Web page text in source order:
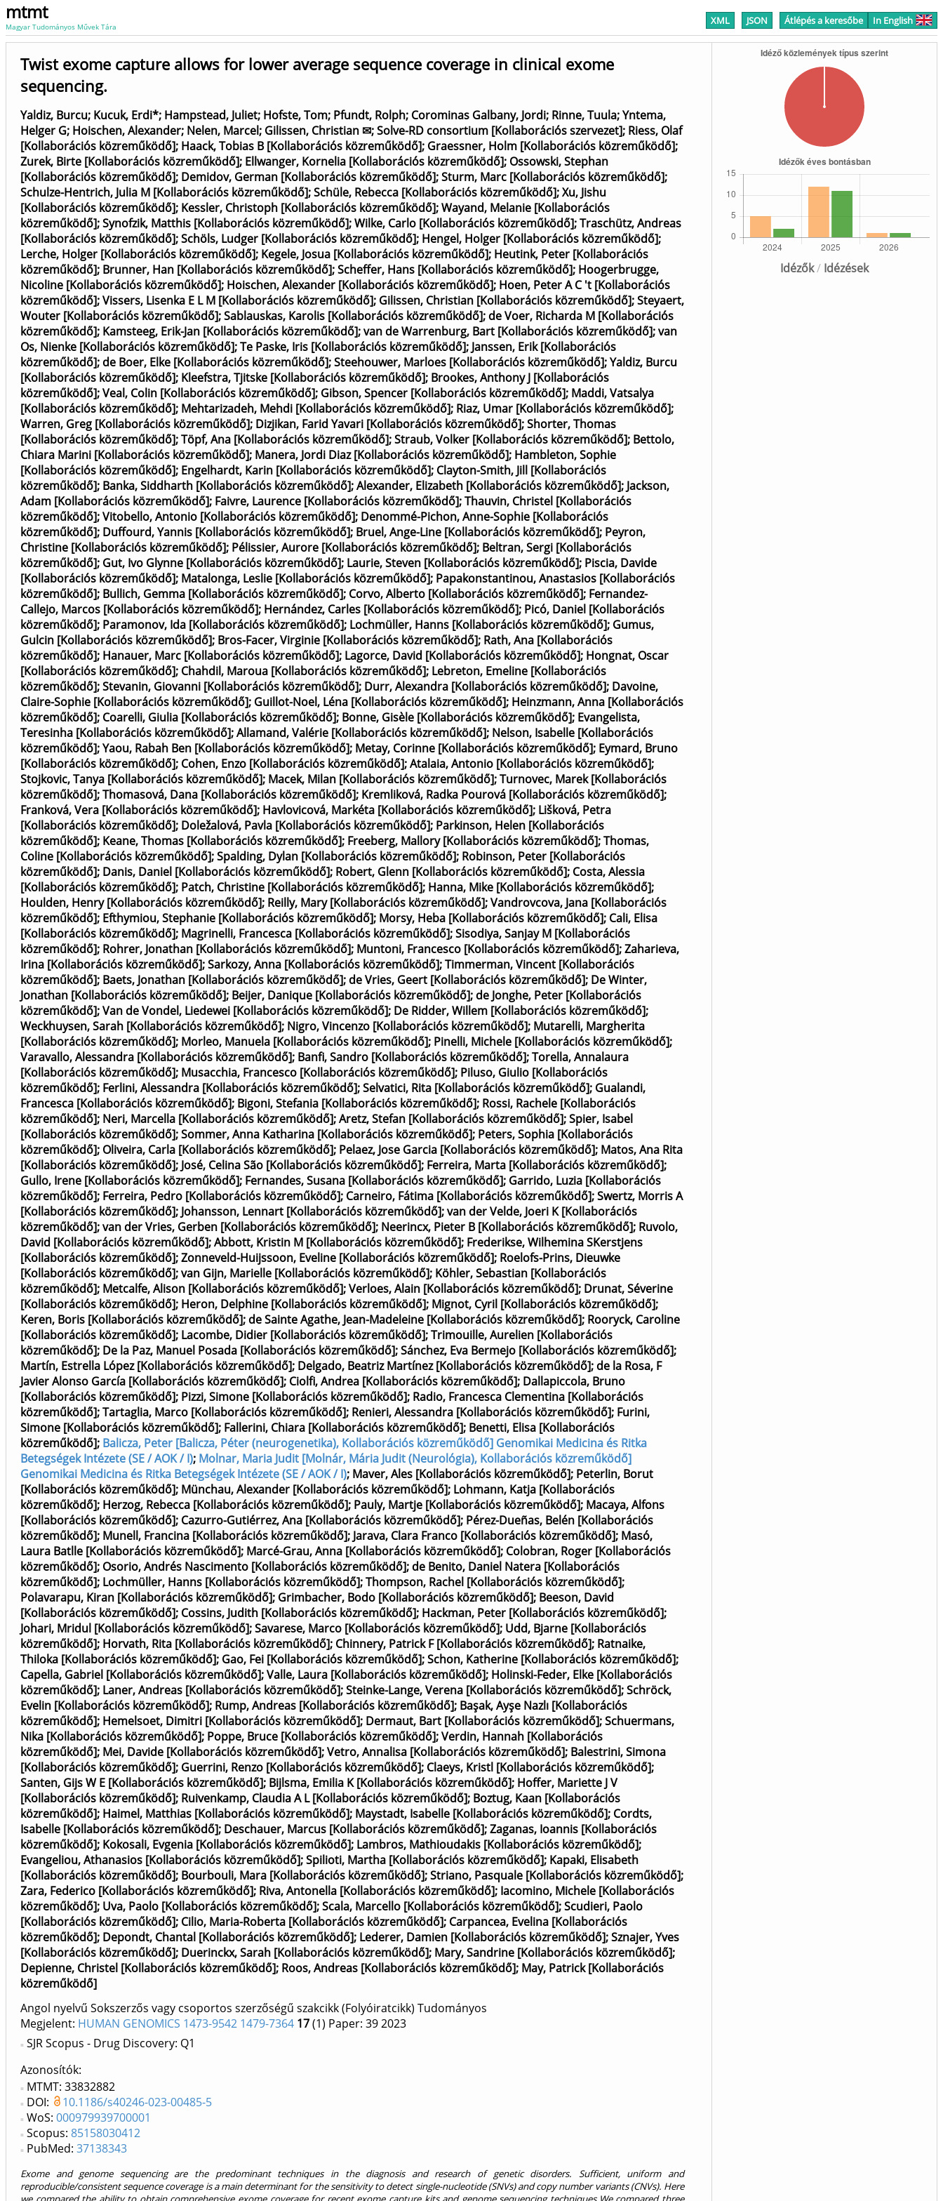
mtmt
Magyar Tudományos Művek Tára XML JSON Átlépés a keresőbe In English
Idézők/ Idézések
Twist exome capture allows for lower average sequence coverage in clinical exome
sequencing.
Yaldiz, Burcu; Kucuk, Erdi*; Hampstead, Juliet; Hofste, Tom; Pfundt, Rolph; Corominas Galbany, Jordi; Rinne, Tuula;Yntema,
Helger G; Hoischen, Alexander; Nelen, Marcel; Gilissen, Christian ✉;Solve-RD consortium [Kollaborációs szervezet]; Riess, Olaf
[Kollaborációs közreműködő]; Haack, Tobias B [Kollaborációs közreműködő]; Graessner, Holm [Kollaborációs közreműködő];
Zurek, Birte [Kollaborációs közreműködő]; Ellwanger, Kornelia [Kollaborációs közreműködő]; Ossowski, Stephan
[Kollaborációs közreműködő]; Demidov, German [Kollaborációs közreműködő];Sturm, Marc [Kollaborációs közreműködő];
Schulze-Hentrich, Julia M [Kollaborációs közreműködő];Schüle, Rebecca [Kollaborációs közreműködő];Xu, Jishu
[Kollaborációs közreműködő]; Kessler, Christoph [Kollaborációs közreműködő];Wayand, Melanie [Kollaborációs
közreműködő];Synofzik, Matthis [Kollaborációs közreműködő];Wilke, Carlo [Kollaborációs közreműködő];Traschütz, Andreas
[Kollaborációs közreműködő];Schöls, Ludger [Kollaborációs közreműködő]; Hengel, Holger [Kollaborációs közreműködő];
Lerche, Holger [Kollaborációs közreműködő]; Kegele, Josua [Kollaborációs közreműködő]; Heutink, Peter [Kollaborációs
közreműködő]; Brunner, Han [Kollaborációs közreműködő];Scheffer, Hans [Kollaborációs közreműködő]; Hoogerbrugge,
Nicoline [Kollaborációs közreműködő]; Hoischen, Alexander [Kollaborációs közreműködő]; Hoen, Peter A C 't [Kollaborációs
közreműködő];Vissers, Lisenka E L M [Kollaborációs közreműködő]; Gilissen, Christian [Kollaborációs közreműködő];Steyaert,
Wouter [Kollaborációs közreműködő];Sablauskas, Karolis [Kollaborációs közreműködő]; de Voer, Richarda M [Kollaborációs
közreműködő]; Kamsteeg, Erik-Jan [Kollaborációs közreműködő];van de Warrenburg, Bart [Kollaborációs közreműködő];van
Os, Nienke [Kollaborációs közreműködő];Te Paske, Iris [Kollaborációs közreműködő]; Janssen, Erik [Kollaborációs
közreműködő]; de Boer, Elke [Kollaborációs közreműködő];Steehouwer, Marloes [Kollaborációs közreműködő];Yaldiz, Burcu
[Kollaborációs közreműködő]; Kleefstra, Tjitske [Kollaborációs közreműködő]; Brookes, Anthony J [Kollaborációs
közreműködő];Veal, Colin [Kollaborációs közreműködő]; Gibson, Spencer [Kollaborációs közreműködő]; Maddi, Vatsalya
[Kollaborációs közreműködő]; Mehtarizadeh, Mehdi [Kollaborációs közreműködő]; Riaz, Umar [Kollaborációs közreműködő];
Warren, Greg [Kollaborációs közreműködő]; Dizjikan, Farid Yavari [Kollaborációs közreműködő];Shorter, Thomas
[Kollaborációs közreműködő];Töpf, Ana [Kollaborációs közreműködő];Straub, Volker [Kollaborációs közreműködő]; Bettolo,
Chiara Marini [Kollaborációs közreműködő]; Manera, Jordi Diaz [Kollaborációs közreműködő]; Hambleton, Sophie
[Kollaborációs közreműködő]; Engelhardt, Karin [Kollaborációs közreműködő]; Clayton-Smith, Jill [Kollaborációs
közreműködő]; Banka, Siddharth [Kollaborációs közreműködő];Alexander, Elizabeth [Kollaborációs közreműködő]; Jackson,
Adam [Kollaborációs közreműködő]; Faivre, Laurence [Kollaborációs közreműködő];Thauvin, Christel [Kollaborációs
közreműködő];Vitobello, Antonio [Kollaborációs közreműködő]; Denommé-Pichon, Anne-Sophie [Kollaborációs
közreműködő]; Duffourd, Yannis [Kollaborációs közreműködő]; Bruel, Ange-Line [Kollaborációs közreműködő]; Peyron,
Christine [Kollaborációs közreműködő]; Pélissier, Aurore [Kollaborációs közreműködő]; Beltran, Sergi [Kollaborációs
közreműködő]; Gut, Ivo Glynne [Kollaborációs közreműködő]; Laurie, Steven [Kollaborációs közreműködő]; Piscia, Davide
[Kollaborációs közreműködő]; Matalonga, Leslie [Kollaborációs közreműködő]; Papakonstantinou, Anastasios [Kollaborációs
közreműködő]; Bullich, Gemma [Kollaborációs közreműködő]; Corvo, Alberto [Kollaborációs közreműködő]; Fernandez-
Callejo, Marcos [Kollaborációs közreműködő]; Hernández, Carles [Kollaborációs közreműködő]; Picó, Daniel [Kollaborációs
közreműködő]; Paramonov, Ida [Kollaborációs közreműködő]; Lochmüller, Hanns [Kollaborációs közreműködő]; Gumus,
Gulcin [Kollaborációs közreműködő]; Bros-Facer, Virginie [Kollaborációs közreműködő]; Rath, Ana [Kollaborációs
közreműködő]; Hanauer, Marc [Kollaborációs közreműködő]; Lagorce, David [Kollaborációs közreműködő]; Hongnat, Oscar
[Kollaborációs közreműködő]; Chahdil, Maroua [Kollaborációs közreműködő]; Lebreton, Emeline [Kollaborációs
közreműködő];Stevanin, Giovanni [Kollaborációs közreműködő]; Durr, Alexandra [Kollaborációs közreműködő]; Davoine,
Claire-Sophie [Kollaborációs közreműködő]; Guillot-Noel, Léna [Kollaborációs közreműködő]; Heinzmann, Anna [Kollaborációs
közreműködő]; Coarelli, Giulia [Kollaborációs közreműködő]; Bonne, Gisèle [Kollaborációs közreműködő]; Evangelista,
Teresinha [Kollaborációs közreműködő];Allamand, Valérie [Kollaborációs közreműködő]; Nelson, Isabelle [Kollaborációs
közreműködő];Yaou, Rabah Ben [Kollaborációs közreműködő]; Metay, Corinne [Kollaborációs közreműködő]; Eymard, Bruno
[Kollaborációs közreműködő]; Cohen, Enzo [Kollaborációs közreműködő];Atalaia, Antonio [Kollaborációs közreműködő];
Stojkovic, Tanya [Kollaborációs közreműködő]; Macek, Milan [Kollaborációs közreműködő];Turnovec, Marek [Kollaborációs
közreműködő];Thomasová, Dana [Kollaborációs közreműködő]; Kremliková, Radka Pourová [Kollaborációs közreműködő];
Franková, Vera [Kollaborációs közreműködő]; Havlovicová, Markéta [Kollaborációs közreműködő]; Lišková, Petra
[Kollaborációs közreműködő]; Doležalová, Pavla [Kollaborációs közreműködő]; Parkinson, Helen [Kollaborációs
közreműködő]; Keane, Thomas [Kollaborációs közreműködő]; Freeberg, Mallory [Kollaborációs közreműködő];Thomas,
Coline [Kollaborációs közreműködő];Spalding, Dylan [Kollaborációs közreműködő]; Robinson, Peter [Kollaborációs
közreműködő]; Danis, Daniel [Kollaborációs közreműködő]; Robert, Glenn [Kollaborációs közreműködő]; Costa, Alessia
[Kollaborációs közreműködő]; Patch, Christine [Kollaborációs közreműködő]; Hanna, Mike [Kollaborációs közreműködő];
Houlden, Henry [Kollaborációs közreműködő]; Reilly, Mary [Kollaborációs közreműködő];Vandrovcova, Jana [Kollaborációs
közreműködő]; Efthymiou, Stephanie [Kollaborációs közreműködő]; Morsy, Heba [Kollaborációs közreműködő]; Cali, Elisa
[Kollaborációs közreműködő]; Magrinelli, Francesca [Kollaborációs közreműködő];Sisodiya, Sanjay M [Kollaborációs
közreműködő]; Rohrer, Jonathan [Kollaborációs közreműködő]; Muntoni, Francesco [Kollaborációs közreműködő];Zaharieva,
Irina [Kollaborációs közreműködő];Sarkozy, Anna [Kollaborációs közreműködő];Timmerman, Vincent [Kollaborációs
közreműködő]; Baets, Jonathan [Kollaborációs közreműködő]; de Vries, Geert [Kollaborációs közreműködő]; De Winter,
Jonathan [Kollaborációs közreműködő]; Beijer, Danique [Kollaborációs közreműködő]; de Jonghe, Peter [Kollaborációs
közreműködő];Van de Vondel, Liedewei [Kollaborációs közreműködő]; De Ridder, Willem [Kollaborációs közreműködő];
Weckhuysen, Sarah [Kollaborációs közreműködő]; Nigro, Vincenzo [Kollaborációs közreműködő]; Mutarelli, Margherita
[Kollaborációs közreműködő]; Morleo, Manuela [Kollaborációs közreműködő]; Pinelli, Michele [Kollaborációs közreműködő];
Varavallo, Alessandra [Kollaborációs közreműködő]; Banfi, Sandro [Kollaborációs közreműködő];Torella, Annalaura
[Kollaborációs közreműködő]; Musacchia, Francesco [Kollaborációs közreműködő]; Piluso, Giulio [Kollaborációs
közreműködő]; Ferlini, Alessandra [Kollaborációs közreműködő];Selvatici, Rita [Kollaborációs közreműködő]; Gualandi,
Francesca [Kollaborációs közreműködő]; Bigoni, Stefania [Kollaborációs közreműködő]; Rossi, Rachele [Kollaborációs
közreműködő]; Neri, Marcella [Kollaborációs közreműködő];Aretz, Stefan [Kollaborációs közreműködő];Spier, Isabel
[Kollaborációs közreműködő];Sommer, Anna Katharina [Kollaborációs közreműködő]; Peters, Sophia [Kollaborációs
közreműködő]; Oliveira, Carla [Kollaborációs közreműködő]; Pelaez, Jose Garcia [Kollaborációs közreműködő]; Matos, Ana Rita
[Kollaborációs közreműködő]; José, Celina São [Kollaborációs közreműködő]; Ferreira, Marta [Kollaborációs közreműködő];
Gullo, Irene [Kollaborációs közreműködő]; Fernandes, Susana [Kollaborációs közreműködő]; Garrido, Luzia [Kollaborációs
közreműködő]; Ferreira, Pedro [Kollaborációs közreműködő]; Carneiro, Fátima [Kollaborációs közreműködő];Swertz, Morris A
[Kollaborációs közreműködő]; Johansson, Lennart [Kollaborációs közreműködő];van der Velde, Joeri K [Kollaborációs
közreműködő];van der Vries, Gerben [Kollaborációs közreműködő]; Neerincx, Pieter B [Kollaborációs közreműködő]; Ruvolo,
David [Kollaborációs közreműködő];Abbott, Kristin M [Kollaborációs közreműködő]; Frederikse, Wilhemina SKerstjens
[Kollaborációs közreműködő];Zonneveld-Huijssoon, Eveline [Kollaborációs közreműködő]; Roelofs-Prins, Dieuwke
[Kollaborációs közreműködő];van Gijn, Marielle [Kollaborációs közreműködő]; Köhler, Sebastian [Kollaborációs
közreműködő]; Metcalfe, Alison [Kollaborációs közreműködő];Verloes, Alain [Kollaborációs közreműködő]; Drunat, Séverine
[Kollaborációs közreműködő]; Heron, Delphine [Kollaborációs közreműködő]; Mignot, Cyril [Kollaborációs közreműködő];
Keren, Boris [Kollaborációs közreműködő]; de Sainte Agathe, Jean-Madeleine [Kollaborációs közreműködő]; Rooryck, Caroline
[Kollaborációs közreműködő]; Lacombe, Didier [Kollaborációs közreműködő];Trimouille, Aurelien [Kollaborációs
közreműködő]; De la Paz, Manuel Posada [Kollaborációs közreműködő];Sánchez, Eva Bermejo [Kollaborációs közreműködő];
Martín, Estrella López [Kollaborációs közreműködő]; Delgado, Beatriz Martínez [Kollaborációs közreműködő]; de la Rosa, F
Javier Alonso García [Kollaborációs közreműködő]; Ciolfi, Andrea [Kollaborációs közreműködő]; Dallapiccola, Bruno
[Kollaborációs közreműködő]; Pizzi, Simone [Kollaborációs közreműködő]; Radio, Francesca Clementina [Kollaborációs
közreműködő];Tartaglia, Marco [Kollaborációs közreműködő]; Renieri, Alessandra [Kollaborációs közreműködő]; Furini,
Simone [Kollaborációs közreműködő]; Fallerini, Chiara [Kollaborációs közreműködő]; Benetti, Elisa [Kollaborációs
közreműködő]; Balicza, Peter [Balicza, Péter (neurogenetika), Kollaborációs közreműködő] Genomikai Medicina és Ritka
Betegségek Intézete (SE / AOK / I); Molnar, Maria Judit [Molnár, Mária Judit (Neurológia), Kollaborációs közreműködő]
Genomikai Medicina és Ritka Betegségek Intézete (SE / AOK / I); Maver, Ales [Kollaborációs közreműködő]; Peterlin, Borut
[Kollaborációs közreműködő]; Münchau, Alexander [Kollaborációs közreműködő]; Lohmann, Katja [Kollaborációs
közreműködő]; Herzog, Rebecca [Kollaborációs közreműködő]; Pauly, Martje [Kollaborációs közreműködő]; Macaya, Alfons
[Kollaborációs közreműködő]; Cazurro-Gutiérrez, Ana [Kollaborációs közreműködő]; Pérez-Dueñas, Belén [Kollaborációs
közreműködő]; Munell, Francina [Kollaborációs közreműködő]; Jarava, Clara Franco [Kollaborációs közreműködő]; Masó,
Laura Batlle [Kollaborációs közreműködő]; Marcé-Grau, Anna [Kollaborációs közreműködő]; Colobran, Roger [Kollaborációs
közreműködő]; Osorio, Andrés Nascimento [Kollaborációs közreműködő]; de Benito, Daniel Natera [Kollaborációs
közreműködő]; Lochmüller, Hanns [Kollaborációs közreműködő];Thompson, Rachel [Kollaborációs közreműködő];
Polavarapu, Kiran [Kollaborációs közreműködő]; Grimbacher, Bodo [Kollaborációs közreműködő]; Beeson, David
[Kollaborációs közreműködő]; Cossins, Judith [Kollaborációs közreműködő]; Hackman, Peter [Kollaborációs közreműködő];
Johari, Mridul [Kollaborációs közreműködő];Savarese, Marco [Kollaborációs közreműködő]; Udd, Bjarne [Kollaborációs
közreműködő]; Horvath, Rita [Kollaborációs közreműködő]; Chinnery, Patrick F [Kollaborációs közreműködő]; Ratnaike,
Thiloka [Kollaborációs közreműködő]; Gao, Fei [Kollaborációs közreműködő];Schon, Katherine [Kollaborációs közreműködő];
Capella, Gabriel [Kollaborációs közreműködő];Valle, Laura [Kollaborációs közreműködő]; Holinski-Feder, Elke [Kollaborációs
közreműködő]; Laner, Andreas [Kollaborációs közreműködő];Steinke-Lange, Verena [Kollaborációs közreműködő];Schröck,
Evelin [Kollaborációs közreműködő]; Rump, Andreas [Kollaborációs közreműködő]; Başak, Ayşe Nazlı [Kollaborációs
közreműködő]; Hemelsoet, Dimitri [Kollaborációs közreműködő]; Dermaut, Bart [Kollaborációs közreműködő];Schuermans,
Nika [Kollaborációs közreműködő]; Poppe, Bruce [Kollaborációs közreműködő];Verdin, Hannah [Kollaborációs
közreműködő]; Mei, Davide [Kollaborációs közreműködő];Vetro, Annalisa [Kollaborációs közreműködő]; Balestrini, Simona
[Kollaborációs közreműködő]; Guerrini, Renzo [Kollaborációs közreműködő]; Claeys, Kristl [Kollaborációs közreműködő];
Santen, Gijs W E [Kollaborációs közreműködő]; Bijlsma, Emilia K [Kollaborációs közreműködő]; Hoffer, Mariette J V
[Kollaborációs közreműködő]; Ruivenkamp, Claudia A L [Kollaborációs közreműködő]; Boztug, Kaan [Kollaborációs
közreműködő]; Haimel, Matthias [Kollaborációs közreműködő]; Maystadt, Isabelle [Kollaborációs közreműködő]; Cordts,
Isabelle [Kollaborációs közreműködő]; Deschauer, Marcus [Kollaborációs közreműködő];Zaganas, Ioannis [Kollaborációs
közreműködő]; Kokosali, Evgenia [Kollaborációs közreműködő]; Lambros, Mathioudakis [Kollaborációs közreműködő];
Evangeliou, Athanasios [Kollaborációs közreműködő];Spilioti, Martha [Kollaborációs közreműködő]; Kapaki, Elisabeth
[Kollaborációs közreműködő]; Bourbouli, Mara [Kollaborációs közreműködő];Striano, Pasquale [Kollaborációs közreműködő];
Zara, Federico [Kollaborációs közreműködő]; Riva, Antonella [Kollaborációs közreműködő]; Iacomino, Michele [Kollaborációs
közreműködő]; Uva, Paolo [Kollaborációs közreműködő];Scala, Marcello [Kollaborációs közreműködő];Scudieri, Paolo
[Kollaborációs közreműködő]; Cilio, Maria-Roberta [Kollaborációs közreműködő]; Carpancea, Evelina [Kollaborációs
közreműködő]; Depondt, Chantal [Kollaborációs közreműködő]; Lederer, Damien [Kollaborációs közreműködő];Sznajer, Yves
[Kollaborációs közreműködő]; Duerinckx, Sarah [Kollaborációs közreműködő]; Mary, Sandrine [Kollaborációs közreműködő];
Depienne, Christel [Kollaborációs közreműködő]; Roos, Andreas [Kollaborációs közreműködő]; May, Patrick [Kollaborációs
közreműködő]
Angol nyelvű Sokszerzős vagy csoportos szerzőségű szakcikk (Folyóiratcikk) Tudományos
Megjelent: HUMAN GENOMICS 1473-9542 1479-7364 17(1) Paper: 392023
SJR Scopus - Drug Discovery: Q1
Azonosítók
MTMT: 33832882
DOI:
10.1186/s40246-023-00485-5
WoS: 000979939700001
Scopus: 85158030412
PubMed: 37138343
Exome and genome sequencing are the predominant techniques in the diagnosis and research of genetic disorders. Sufficient, uniform and
reproducible/consistent sequence coverage is a main determinant for the sensitivity to detect single-nucleotide (SNVs) and copy number variants (CNVs). Here